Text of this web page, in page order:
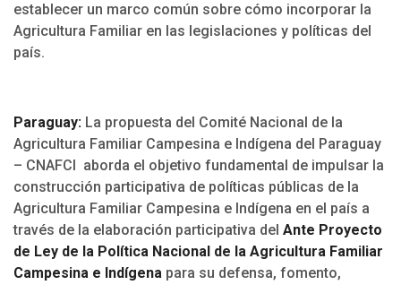
establecer un marco común sobre cómo incorporar la
Agricultura Familiar en las legislaciones y políticas del
país.
Paraguay: La propuesta del Comité Nacional de la
Agricultura Familiar Campesina e Indígena del Paraguay
– CNAFCI aborda el objetivo fundamental de impulsar la
construcción participativa de políticas públicas de la
Agricultura Familiar Campesina e Indígena en el país a
través de la elaboración participativa del Ante Proyecto
de Ley de la Política Nacional de la Agricultura Familiar
Campesina e Indígena para su defensa, fomento,